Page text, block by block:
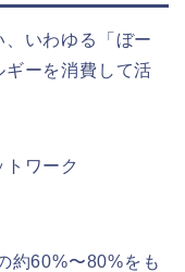
いわゆる「ぼー
ーを消費して活
ワーク
約60%〜80%をも